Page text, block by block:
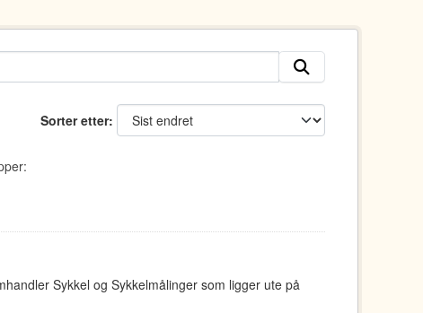
Sorter etter
Sykkel og Sykkelmålinger som ligger ute på